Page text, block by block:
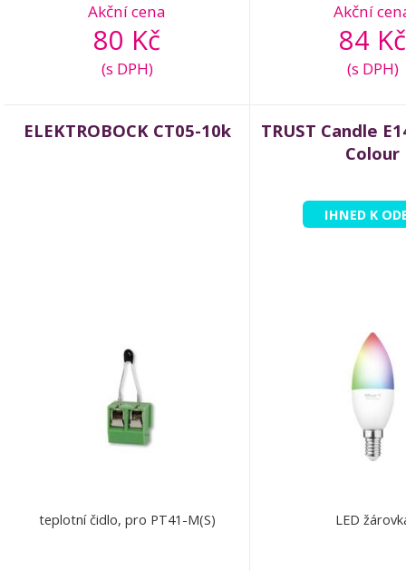
Akční cena
80 Kč
(s DPH)
Akční
84 Kč
(s DPH)
ELEKTROBOCK CT05-10k
teplotní čidlo, pro PT41-M(S)
TRUST Candle
Colour
IHNED K
LED